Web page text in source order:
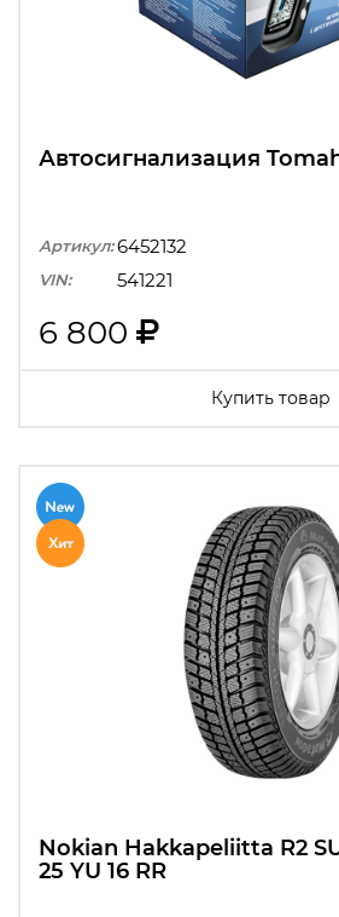
Автосигнализация
Артикул:6452132
VIN: 541221
6 800
Купить товар
Nokian Hakkapeliitta R2
25 YU 16 RR